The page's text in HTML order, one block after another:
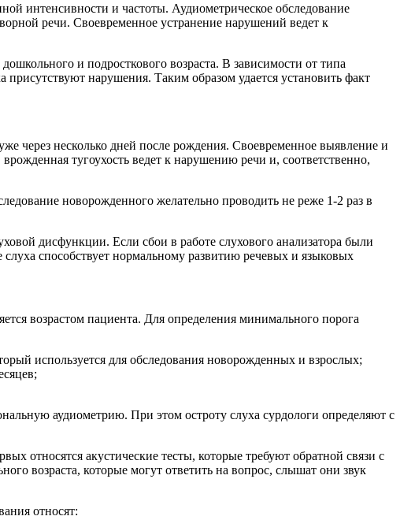
интенсивности и частоты. Аудиометрическое обследование
речи. Своевременное устранение нарушений ведет к
и подросткового возраста. В зависимости от типа
присутствуют нарушения. Таким образом удается установить факт
через несколько дней после рождения. Своевременное выявление и
тугоухость ведет к нарушению речи и, соответственно,
новорожденного желательно проводить не реже 1-2 раз в
дисфункции. Если сбои в работе слухового анализатора были
способствует нормальному развитию речевых и языковых
возрастом пациента. Для определения минимального порога
используется для обследования новорожденных и взрослых;
аудиометрию. При этом остроту слуха сурдологи определяют с
относятся акустические тесты, которые требуют обратной связи с
возраста, которые могут ответить на вопрос, слышат они звук
относят: